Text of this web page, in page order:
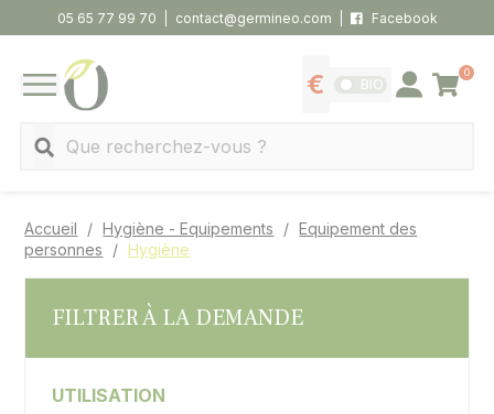
05 65 77 99 70 contact@germineo.com Facebook
MENU
Afficher les tarifs
BIO Se connecter
0
Panier
Accueil Hygiène - Equipements
Equipement des
personnes
Hygiène
FILTRER À LA DEMANDE
UTILISATION
Panneau de gestion des cookies